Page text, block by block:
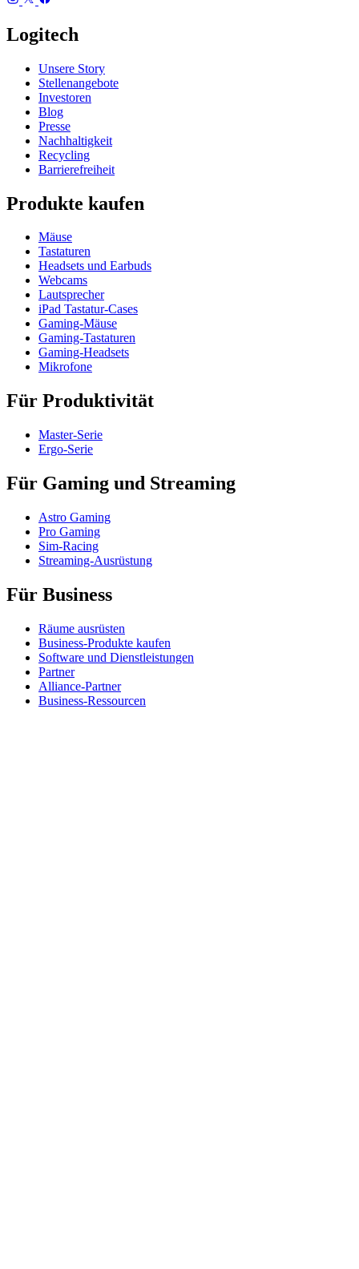
Logitech
Unsere Story
Stellenangebote
Investoren
Blog
Presse
Nachhaltigkeit
Recycling
Barrierefreiheit
Produkte kaufen
Mäuse
Tastaturen
Headsets und Earbuds
Webcams
Lautsprecher
iPad Tastatur-Cases
Gaming-Mäuse
Gaming-Tastaturen
Gaming-Headsets
Mikrofone
Für Produktivität
Master-Serie
Ergo-Serie
Für Gaming und Streaming
Astro Gaming
Pro Gaming
Sim-Racing
Streaming-Ausrüstung
Für Business
Räume ausrüsten
Business-Produkte kaufen
Software und Dienstleistungen
Partner
Alliance-Partner
Business-Ressourcen